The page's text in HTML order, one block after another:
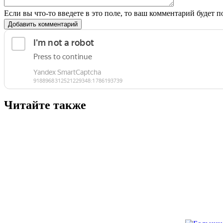
Если вы что-то введете в это поле, то ваш комментарий будет
Добавить комментарий
Читайте также